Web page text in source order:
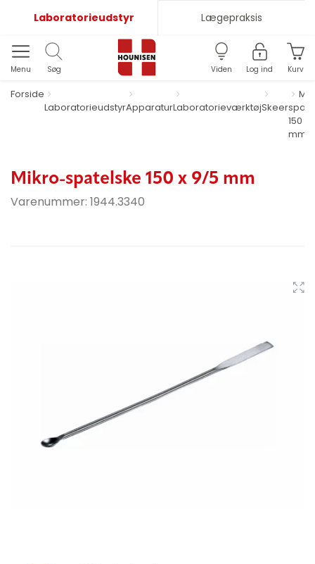
Laboratorieudstyr Lægepraksis
Menu Søg Viden Log ind Kurv
Forside
LaboratorieudstyrApparaturLaboratorieværktøjSkeer
150 x
mm
Mikro-spatelske 150 x 9/5 mm
Varenummer: 1944.3340